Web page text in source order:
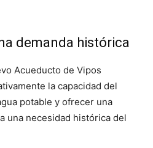
demanda histórica
Acueducto de Vipos
la capacidad del
potable y ofrecer una
una necesidad histórica del